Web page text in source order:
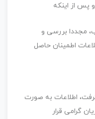
پس از اینکه
مجددا بررسی و
اطمینان حاصل
اطلاعات به صورت
گرامی قرار